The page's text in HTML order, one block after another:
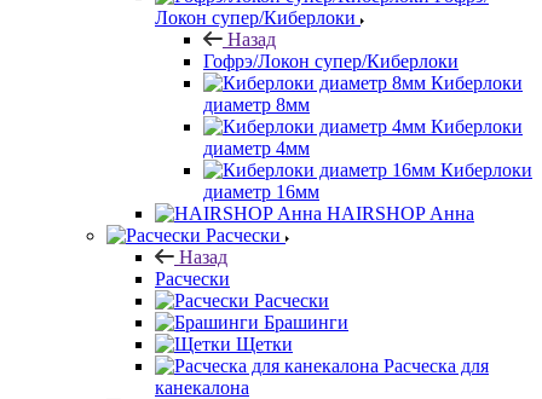
Локон супер/Киберлоки
Назад
Гофрэ/Локон супер/Киберлоки
Киберлоки
диаметр 8мм
Киберлоки
диаметр 4мм
Киберлоки
диаметр 16мм
HAIRSHOP Анна
Расчески
Назад
Расчески
Расчески
Брашинги
Щетки
Расческа для
канекалона